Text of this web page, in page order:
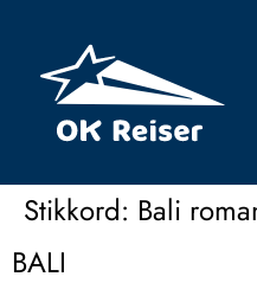
Stikkord: Bali
BALI